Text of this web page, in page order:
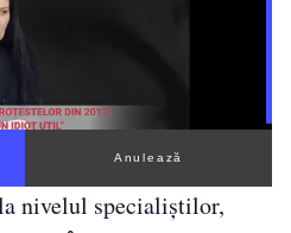
Anulează
nivelul specialiştilor,